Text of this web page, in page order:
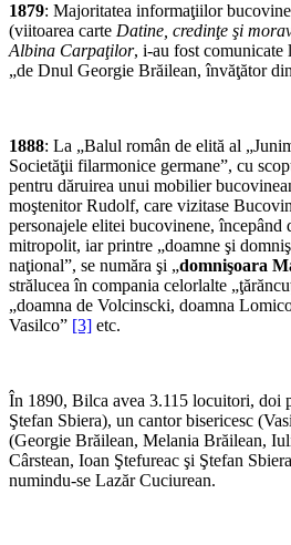
1879: Majoritatea informaţiilor
(viitoarea carte Datine, credinţe şi
Albina Carpaţilor, i-au fost
„de Dnul Georgie Brăilean, învăţător
1888: La „Balul român de elită al
Societăţii filarmonice germane”, cu
pentru dăruirea unui mobilier
moştenitor Rudolf, care vizitase
personajele elitei bucovinene, începând
mitropolit, iar printre „doamne şi
naţional”, se număra şi „domnişoara
strălucea în compania celorlalte
„doamna de Volcinscki, doamna
Vasilco” [3] etc.
În 1890, Bilca avea 3.115 locuitori, doi
Ştefan Sbiera), un cantor bisericesc
(Georgie Brăilean, Melania Brăilean,
Cârstean, Ioan Ştefureac şi Ştefan
numindu-se Lazăr Cuciurean.